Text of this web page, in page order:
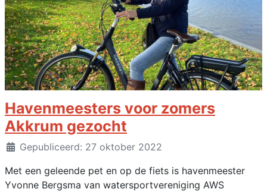
Havenmeesters voor zomers
Akkrum gezocht
DetailsGepubliceerd: 27 oktober 2022
Met een geleende pet en op de fiets is havenmeester
Yvonne Bergsma van watersportvereniging AWS